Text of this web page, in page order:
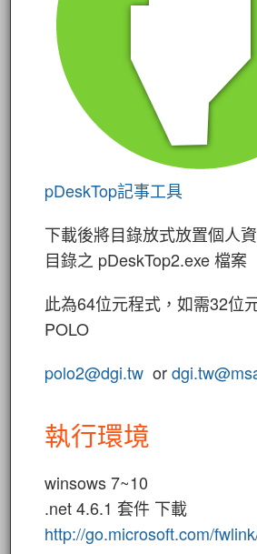
pDeskTop記事工具
下載後將目錄放式放置個人
目錄之 pDeskTop2.exe 檔案
此為64位元程式，如需32位
POLO
polo2@dgi.tw or
執行環境
winsows 7~10
.net 4.6.1 套件 下載
http://go.microsoft.com/